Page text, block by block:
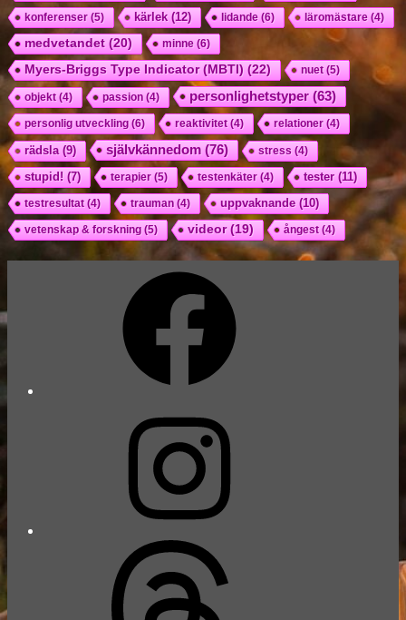
konferenser(5) kärlek(12) lidande(6) läromästare(4)
medvetandet(20) minne(6)
Myers-Briggs Type Indicator (MBTI) (22) nuet(5)
objekt(4) passion(4) personlighetstyper(63)
personlig utveckling(6) reaktivitet(4) relationer(4)
rädsla (9) självkännedom(76) stress(4)
stupid!(7) terapier(5) testenkäter(4) tester(11)
testresultat(4) trauman(4) uppvaknande(10)
vetenskap & forskning(5) videor(19) ångest(4)